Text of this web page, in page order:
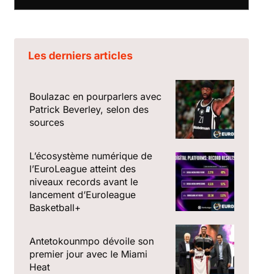
Les derniers articles
Boulazac en pourparlers avec
Patrick Beverley, selon des
sources
L’écosystème numérique de
l’EuroLeague atteint des
niveaux records avant le
lancement d’Euroleague
Basketball+
Antetokounmpo dévoile son
premier jour avec le Miami
Heat